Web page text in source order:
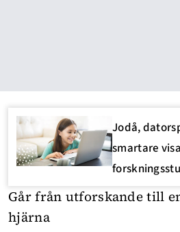
Jodå,
smartare
Går från utforskande till
hjärna